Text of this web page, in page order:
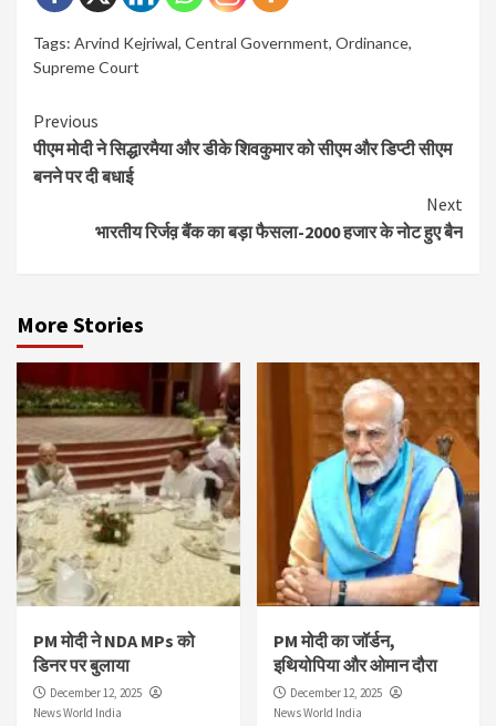
Tags: Arvind Kejriwal, Central Government, Ordinance,
Supreme Court
Continue
Reading
Previous
पीएम मोदी ने सिद्धारमैया और डीके शिवकुमार को सीएम और डिप्टी सीएम
बनने पर दी बधाई
Next
भारतीय रिर्जव़ बैंक का बड़ा फैसला-2000 हजार के नोट हुए बैन
More Stories
PM मोदी ने NDA MPs को
डिनर पर बुलाया
December 12, 2025
News World India
PM मोदी का जॉर्डन,
इथियोपिया और ओमान दौरा
December 12, 2025
News World India